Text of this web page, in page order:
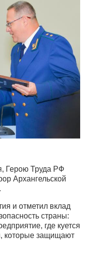
Герою Труда РФ
Архангельской
и отметил вклад
страны:
где куется
которые защищают